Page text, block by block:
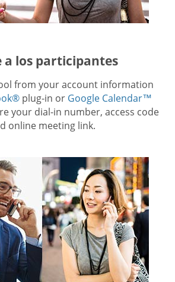
a los participantes
from your account information
plug-in or Google Calendar™
your dial-in number, access code
online meeting link.